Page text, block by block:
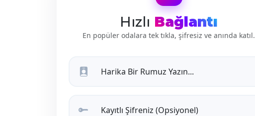
Hızlı Bağlantı
En popüler odalara tek tıkla, şifresiz ve anında katıl.
Harika Bir Rumuz Yazın...
Kayıtlı Şifreniz (Opsiyonel)